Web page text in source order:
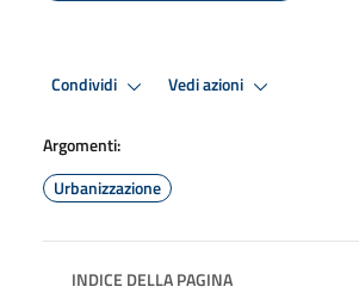
Condividi Vedi azioni
Argomenti:
Urbanizzazione
INDICE DELLA PAGINA